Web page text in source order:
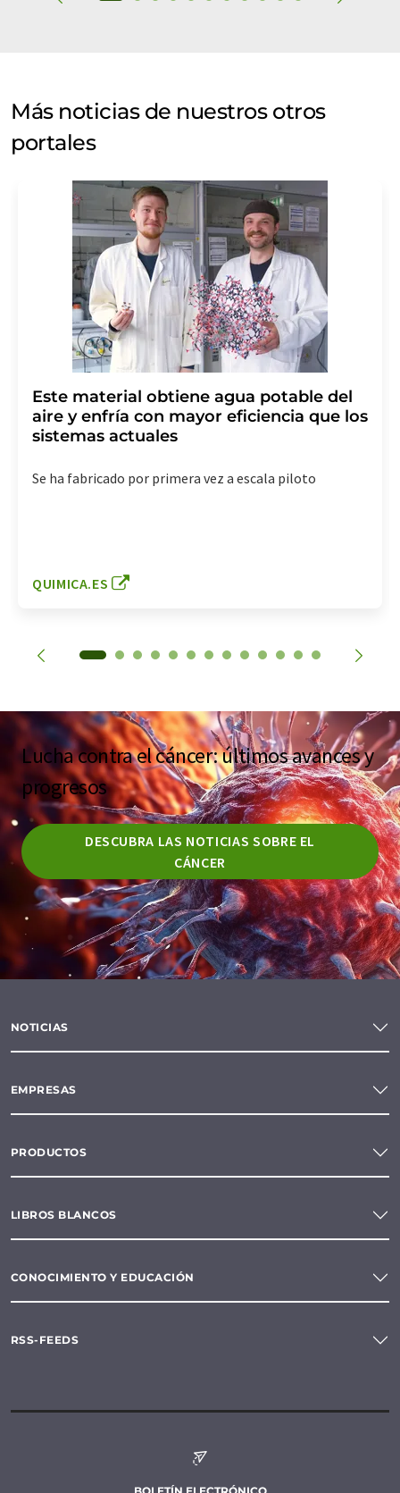
Más noticias de nuestros otros
portales
Este material obtiene agua potable del
aire y enfría con mayor eficiencia que los
sistemas actuales
Se ha fabricado por primera vez a escala piloto
QUIMICA.ES
Lucha contra el cáncer: últimos avances y
progresos
DESCUBRA LAS NOTICIAS SOBRE EL
CÁNCER
NOTICIAS
EMPRESAS
PRODUCTOS
LIBROS BLANCOS
CONOCIMIENTO Y EDUCACIÓN
RSS-FEEDS